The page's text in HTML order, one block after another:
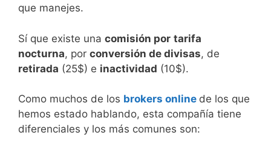
que manejes.
Sí que existe una comisión por tarifa
nocturna, por conversión de divisas, de
retirada (25$) e inactividad (10$).
Como muchos de los brokers online de los que
hemos estado hablando, esta compañía tiene
diferenciales y los más comunes son: